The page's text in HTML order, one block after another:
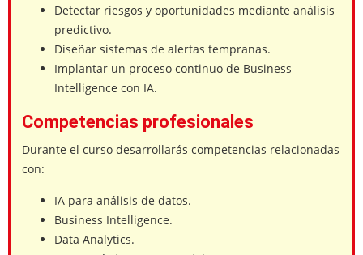
Detectar riesgos y oportunidades mediante análisis
predictivo.
Diseñar sistemas de alertas tempranas.
Implantar un proceso continuo de Business
Intelligence con IA.
Competencias profesionales
Durante el curso desarrollarás competencias relacionadas
con:
IA para análisis de datos.
Business Intelligence.
Data Analytics.